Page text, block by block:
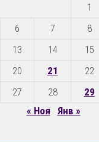
1
6 7 8
13 14 15
20 21 22
27 28 29
« Ноя
Янв »